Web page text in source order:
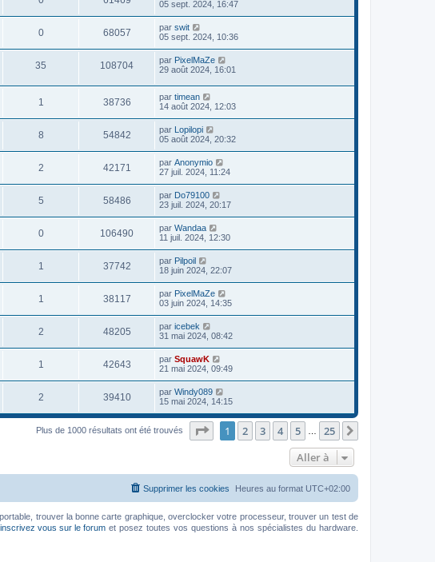
05 sept. 2024, 16:47
0 68057 par swit
05 sept. 2024, 10:36
35 108704 par PixelMaZe
29 août 2024, 16:01
1 38736 par timean
14 août 2024, 12:03
8 54842 par Lopilopi
05 août 2024, 20:32
2 42171 par Anonymio
27 juil. 2024, 11:24
5 58486 par Do79100
23 juil. 2024, 20:17
0 106490 par Wandaa
11 juil. 2024, 12:30
1 37742 par Pilpoil
18 juin 2024, 22:07
1 38117 par PixelMaZe
03 juin 2024, 14:35
2 48205 par icebek
31 mai 2024, 08:42
1 42643 par SquawK
21 mai 2024, 09:49
2 39410 par Windy089
15 mai 2024, 14:15
Plus de 1000 résultats ont été trouvés Page sur25
1 2 3 4 5 25
Aller à
Heures au format UTC+02:00
Supprimer les cookies
trouver la bonne carte graphique, overclocker votre processeur, trouver un test de
inscrivez vous sur le forum et posez toutes vos questions à nos spécialistes du hardware.